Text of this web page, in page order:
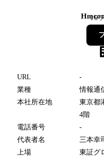
16
URL
-
業種
情報通
本社所在地
東京都
4階
電話番号
-
代表者名
三本幸
上場
東証グ